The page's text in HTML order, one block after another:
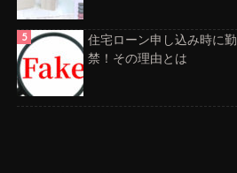
住宅ローン申し込み時に
禁！その理由とは